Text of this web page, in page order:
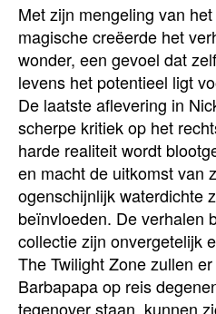
Met zijn mengeling van
magische creëerde het
wonder, een gevoel dat
levens het potentieel ligt
De laatste aflevering in
scherpe kritiek op het
harde realiteit wordt
en macht de uitkomst van
ogenschijnlijk waterdichte
beïnvloeden. De verhalen
collectie zijn onvergetelijk
The Twilight Zone zullen
Barbapapa op reis
tegenover staan, kunnen